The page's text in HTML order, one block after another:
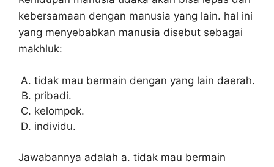
kebersamaan dengan manusia yang lain. hal ini
yang menyebabkan manusia disebut sebagai
makhluk:
tidak mau bermain dengan yang lain daerah.
pribadi.
kelompok.
individu.
Jawabannya adalah a. tidak mau bermain